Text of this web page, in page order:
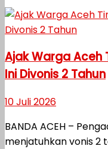
Ajak Warga Aceh
Ini Divonis 2 Tahun
10 Juli 2026
BANDA ACEH –
menjatuhkan vonis 2